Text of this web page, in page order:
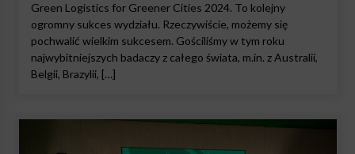
Green Logistics for Greener Cities 2024. To kolejny
ogromny sukces wydziału. Rzeczywiście, możemy się
pochwalić wielkim sukcesem. Gościliśmy w tym roku
najwybitniejszych badaczy z całego świata, m.in. z Australii,
Belgii, Brazylii, […]